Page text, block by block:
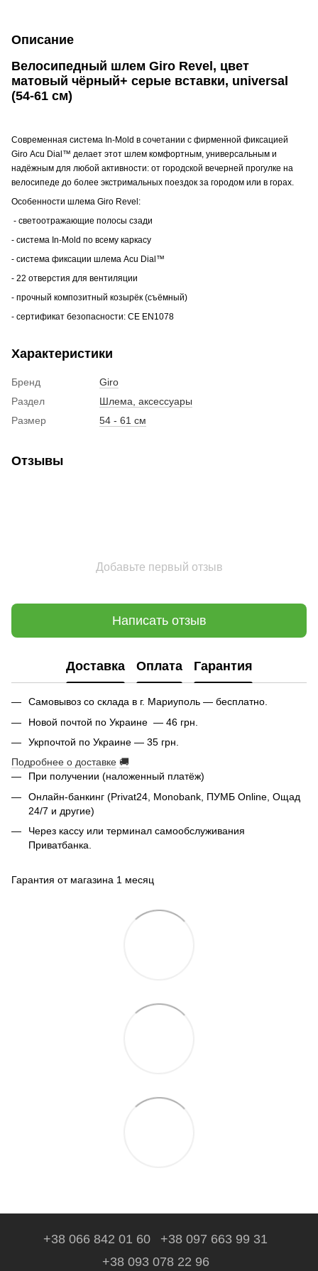
Описание
Велосипедный шлем Giro Revel, цвет
матовый чёрный+ серые вставки, universal
(54-61 см)
Современная система In-Mold в сочетании с фирменной фиксацией
Giro Acu Dial™ делает этот шлем комфортным, универсальным и
надёжным для любой активности: от городской вечерней прогулке на
велосипеде до более экстримальных поездок за городом или в горах.
Особенности шлема Giro Revel:
- светоотражающие полосы сзади
- система In-Mold по всему каркасу
- система фиксации шлема Acu Dial™
- 22 отверстия для вентиляции
- прочный композитный козырёк (съёмный)
- сертификат безопасности: CE EN1078
Характеристики
Бренд
Giro
Раздел
Шлема, аксессуары
Размер
54 - 61 см
Отзывы
Добавьте первый отзыв
Написать отзыв
Доставка Оплата Гарантия
Самовывоз со склада в г. Мариуполь — бесплатно.
Новой почтой по Украине — 46 грн.
Укрпочтой по Украине — 35 грн.
Подробнее о доставке 🚚
При получении (наложенный платёж)
Онлайн-банкинг (Privat24, Monobank, ПУМБ Online, Ощад
24/7 и другие)
Через кассу или терминал самообслуживания
Приватбанка.
Гарантия от магазина 1 месяц
+38 066 842 01 60
+38 097 663 99 31
+38 093 078 22 96